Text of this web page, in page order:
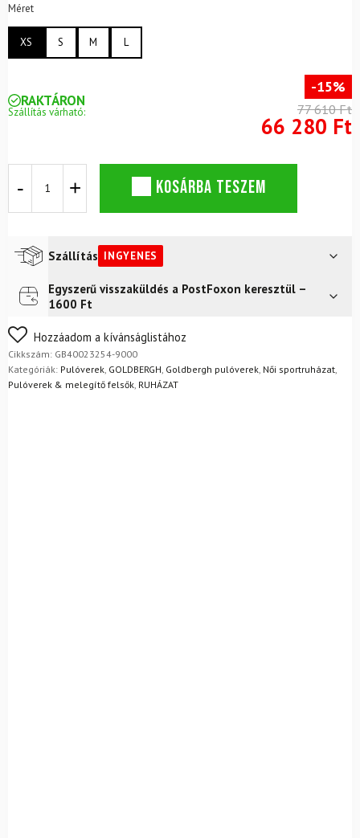
Méret
XS S M L
RAKTÁRON
Szállítás várható:
-15%
77 610 Ft
66 280 Ft
Noemi
mennyiség
KOSÁRBA TESZEM
Szállítás INGYENES
Futár a címreIngyenes
FoxPost
Egyszerű visszaküldés a PostFoxon keresztül –
1600 Ft
Nem biztos a választásában? Semmi gond – a terméket
egyszerűen visszaküldheti 14 napon belül, indoklás nélkül.
Mik a visszaküldés feltételei?
Hozzáadom a kívánságlistához
Cikkszám: GB40023254-9000
Kategóriák: Pulóverek GOLDBERGH Goldbergh pulóverek Női sportruházat
Pulóverek & melegítő felsők RUHÁZAT